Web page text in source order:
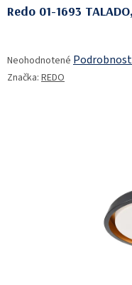
Redo 01-1693
hodnotenie
produktu
Neohodnotené
Značka: REDO